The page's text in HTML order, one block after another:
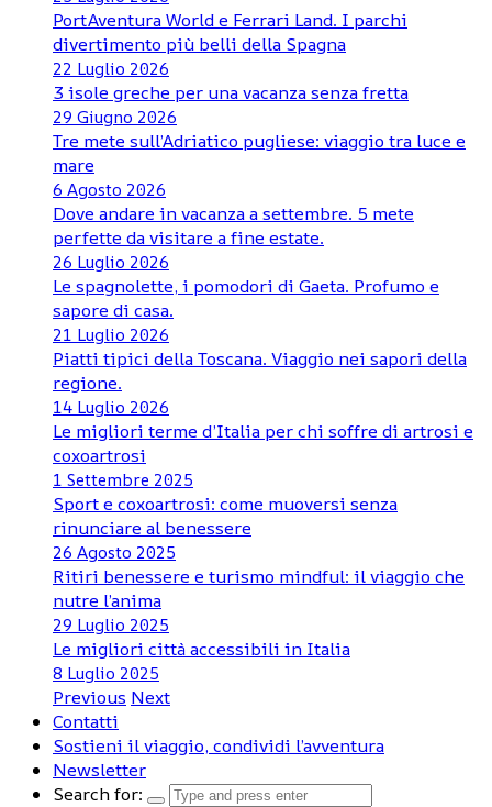
PortAventura World e Ferrari Land. I parchi
divertimento più belli della Spagna
22 Luglio 2026
3 isole greche per una vacanza senza fretta
29 Giugno 2026
Tre mete sull’Adriatico pugliese: viaggio tra luce e
mare
6 Agosto 2026
Dove andare in vacanza a settembre. 5 mete
perfette da visitare a fine estate.
26 Luglio 2026
Le spagnolette, i pomodori di Gaeta. Profumo e
sapore di casa.
21 Luglio 2026
Piatti tipici della Toscana. Viaggio nei sapori della
regione.
14 Luglio 2026
Le migliori terme d’Italia per chi soffre di artrosi e
coxoartrosi
1 Settembre 2025
Sport e coxoartrosi: come muoversi senza
rinunciare al benessere
26 Agosto 2025
Ritiri benessere e turismo mindful: il viaggio che
nutre l’anima
29 Luglio 2025
Le migliori città accessibili in Italia
8 Luglio 2025
Previous Next
Contatti
Sostieni il viaggio, condividi l’avventura
Newsletter
Search for: